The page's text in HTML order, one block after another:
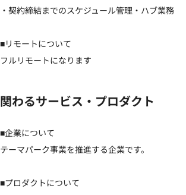
・契約締結までのスケジュール管理・ハブ業務
■リモートについて
フルリモートになります
関わるサービス・プロダクト
■企業について
テーマパーク事業を推進する企業です。
■プロダクトについて